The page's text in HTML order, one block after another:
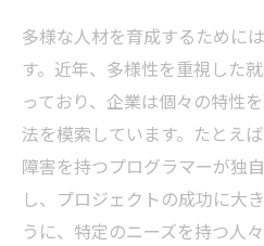
多様な人材を育成するために
す。近年、多様性を重視した
っており、企業は個々の特性
法を模索しています。たとえ
障害を持つプログラマーが独
し、プロジェクトの成功に大
うに、特定のニーズを持つ人